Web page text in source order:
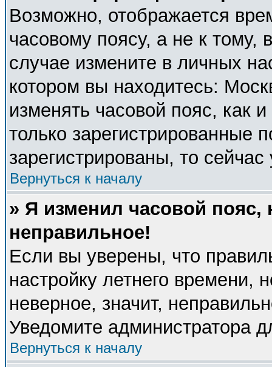
Возможно, отображается
часовому поясу, а не к тому,
случае измените в личных
котором вы находитесь:
изменять часовой пояс, как
только зарегистрированные
зарегистрированы, то
Вернуться к началу
» Я изменил часовой пояс,
неправильное!
Если вы уверены, что
настройку летнего времени,
неверное, значит,
Уведомите администратора
Вернуться к началу